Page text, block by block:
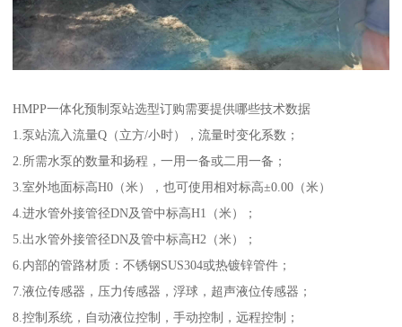
HMPP一体化预制泵站选型订购需要提供哪些技术数据
1.泵站流入流量Q（立方/小时），流量时变化系数；
2.所需水泵的数量和扬程，一用一备或二用一备；
3.室外地面标高H0（米），也可使用相对标高±0.00（米）
4.进水管外接管径DN及管中标高H1（米）；
5.出水管外接管径DN及管中标高H2（米）；
6.内部的管路材质：不锈钢SUS304或热镀锌管件；
7.液位传感器，压力传感器，浮球，超声液位传感器；
8.控制系统，自动液位控制，手动控制，远程控制；